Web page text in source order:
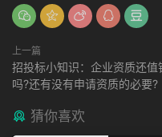
上一篇
招投标小知识：企业资质还值
吗?还有没有申请资质的必要?
猜你喜欢